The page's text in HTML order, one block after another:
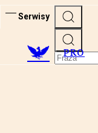
Serwisy
PRO